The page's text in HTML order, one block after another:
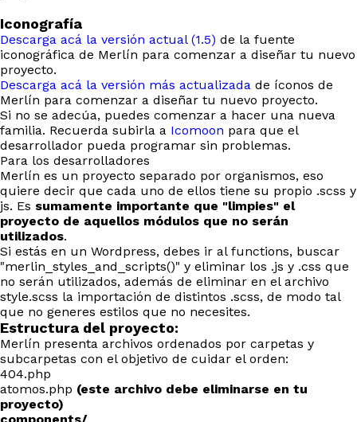
Iconografía
Descarga acá la versión actual (1.5) de la fuente
iconográfica de Merlín para comenzar a diseñar tu nuevo
proyecto.
Descarga acá la versión más actualizada de íconos de
Merlín para comenzar a diseñar tu nuevo proyecto.
Si no se adecúa, puedes comenzar a hacer una nueva
familia. Recuerda subirla a Icomoon para que el
desarrollador pueda programar sin problemas.
Para los desarrolladores
Merlín es un proyecto separado por organismos, eso
quiere decir que cada uno de ellos tiene su propio .scss y
js. Es sumamente importante que "limpies" el
proyecto de aquellos módulos que no serán
utilizados.
Si estás en un Wordpress, debes ir al functions, buscar
"merlin_styles_and_scripts()" y eliminar los .js y .css que
no serán utilizados, además de eliminar en el archivo
style.scss la importación de distintos .scss, de modo tal
que no generes estilos que no necesites.
Estructura del proyecto:
Merlín presenta archivos ordenados por carpetas y
subcarpetas con el objetivo de cuidar el orden:
404.php
atomos.php (este archivo debe eliminarse en tu
proyecto)